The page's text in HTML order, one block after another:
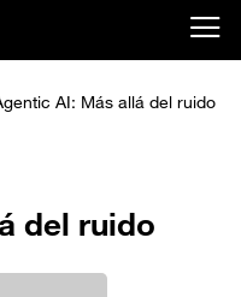
AI: Más allá del ruido
del ruido